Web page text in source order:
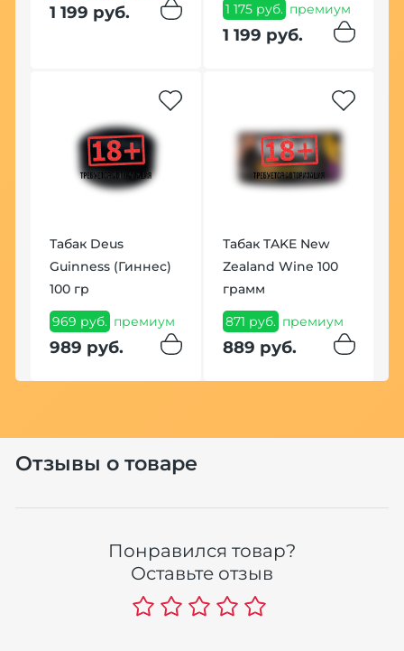
1 199 руб. 1 175 руб. премиум
1 199 руб.
Табак Deus
Guinness (Гиннес)
100 гр
969 руб. премиум
989 руб.
Табак TAKE New
Zealand Wine 100
грамм
871 руб. премиум
889 руб.
Отзывы о товаре
Понравился товар?
Оставьте отзыв